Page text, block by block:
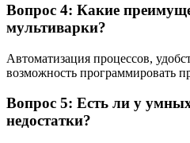
Вопрос 4: Какие
мультиварки?
Автоматизация процессов,
возможность программировать
Вопрос 5: Есть ли у
недостатки?